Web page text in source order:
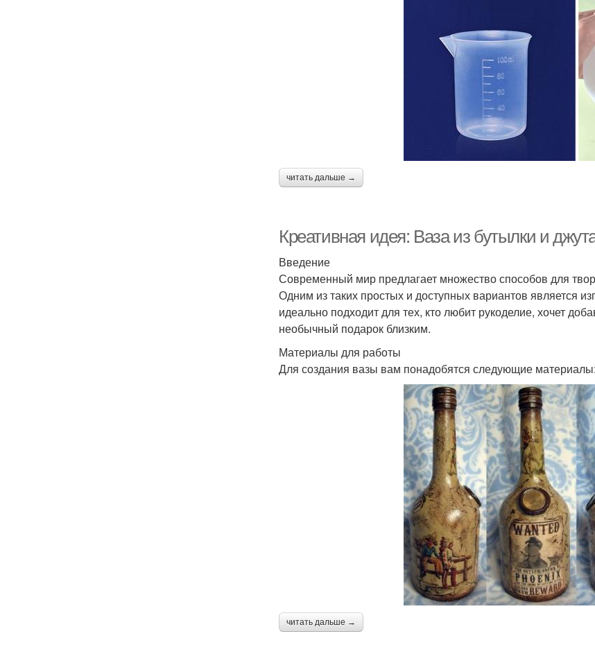
читать дальше →
Креативная идея: Ваза из бутылки и
Введение
Современный мир предлагает множество способов для
Одним из таких простых и доступных вариантов является
идеально подходит для тех, кто любит рукоделие, хочет
необычный подарок близким.
Материалы для работы
Для создания вазы вам понадобятся следующие материалы:
читать дальше →